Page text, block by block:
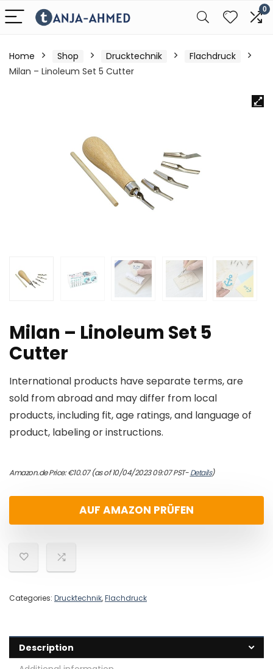
0
Home Shop Drucktechnik
Flachdruck
Milan – Linoleum Set 5 Cutter
Milan – Linoleum Set 5
Cutter
International products have separate terms, are
sold from abroad and may differ from local
products, including fit, age ratings, and language of
product, labeling or instructions.
Amazon.de Price:€10.07(as of 10/04/2023 09:07 PST-Details)
AUF AMAZON PRÜFEN
Categories: Drucktechnik,Flachdruck
Description